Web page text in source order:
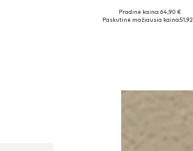
Galimi dydžiai: 26-27, 27-28,
Pradinė kaina: 64,90 €
Paskutinė mažiausia kaina: